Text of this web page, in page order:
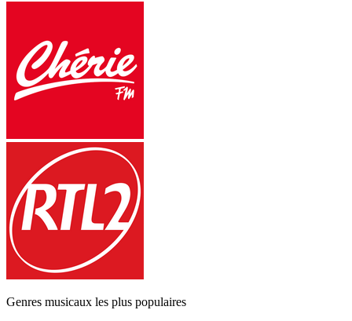
Genres musicaux les plus populaires